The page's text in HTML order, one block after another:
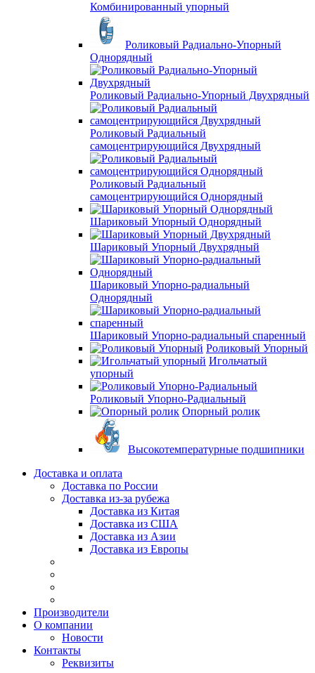
Комбинированный упорный
Роликовый Радиально-Упорный
Однорядный
Роликовый Радиально-Упорный Двухрядный
Роликовый Радиальный
самоцентрирующийся Двухрядный
Роликовый Радиальный
самоцентрирующийся Однорядный
Шариковый Упорный Однорядный
Шариковый Упорный Двухрядный
Шариковый Упорно-радиальный
Однорядный
Шариковый Упорно-радиальный спаренный
Роликовый Упорный
Игольчатый
упорный
Роликовый Упорно-Радиальный
Опорный ролик
Высокотемпературные подшипники
Доставка и оплата
Доставка по России
Доставка из-за рубежа
Доставка из Китая
Доставка из США
Доставка из Азии
Доставка из Европы
Производители
О компании
Новости
Контакты
Реквизиты